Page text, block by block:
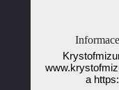
a